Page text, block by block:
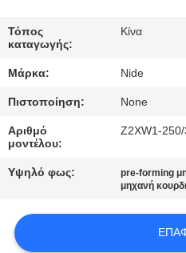
ΕΠΑΦΉ
ΜΕ
ΕΙΔΉΣΕΙΣ
ΖΗΤΉΣΤΕ
ΑΠΌΣΠΑΣΜΑ
Τόπος
καταγωγής:
Κίνα
Μάρκα: Nide
Πιστοποίηση: None
Αριθμό
μοντέλου:
Z2XW1-
Υψηλό φως: pre-forming
μηχανή